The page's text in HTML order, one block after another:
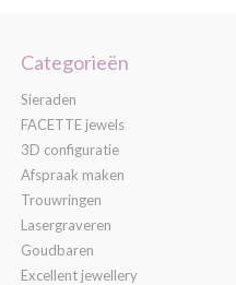
Categorieën
Sieraden
FACETTE jewels
3D configuratie
Afspraak maken
Trouwringen
Lasergraveren
Goudbaren
Excellent jewellery